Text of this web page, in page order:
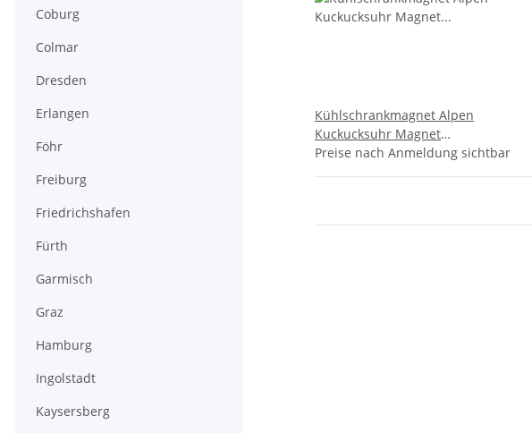
Kühlschrankmagnet Alpen
Kuckucksuhr Magnet
Reisemagnet Mitbringsel Metall
Preise nach Anmeldung sichtbar
Coburg
Colmar
Dresden
Erlangen
Föhr
Freiburg
Friedrichshafen
Fürth
Garmisch
Graz
Hamburg
Ingolstadt
Kaysersberg